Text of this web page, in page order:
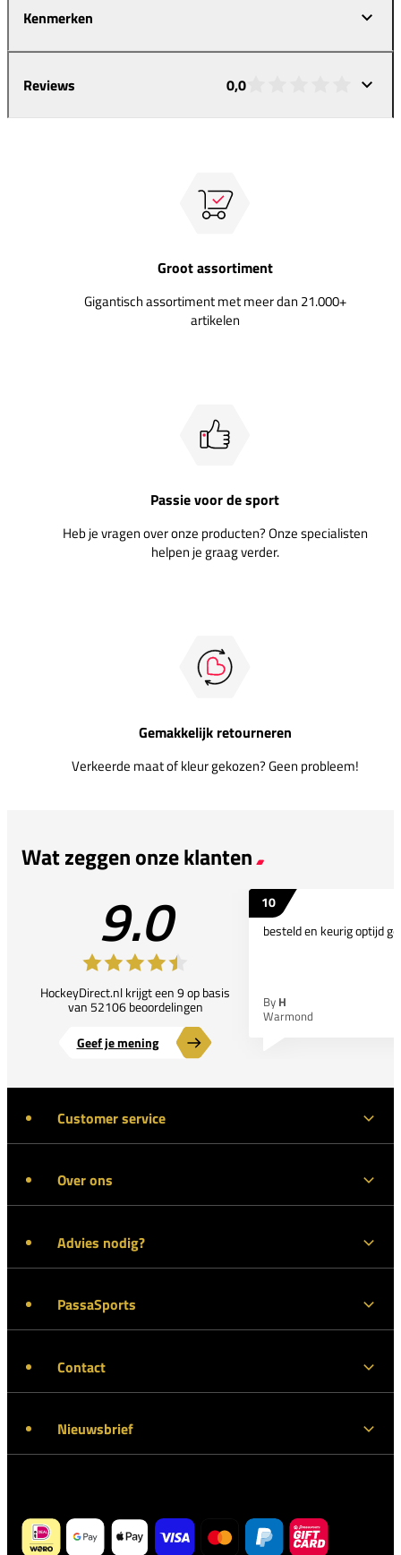
Kenmerken
Reviews 0,0
Groot assortiment
Gigantisch assortiment met meer dan 21.000+
artikelen
Passie voor de sport
Heb je vragen over onze producten? Onze specialisten
helpen je graag verder.
Gemakkelijk retourneren
Verkeerde maat of kleur gekozen? Geen probleem!
Wat zeggen onze klanten
9.0
HockeyDirect.nl krijgt een 9 op basis
van 52106 beoordelingen
Geef je mening
10
besteld en keurig optijd
By H
Warmond
Customer service
Over ons
Advies nodig?
PassaSports
Contact
Nieuwsbrief